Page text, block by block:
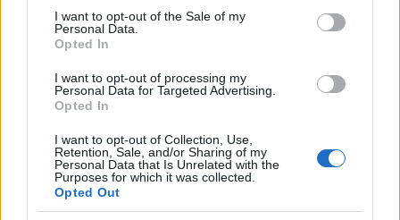
consent section.
I want to opt-out of the Sale of my
Personal Data.
Opted In
I want to opt-out of processing my
Personal Data for Targeted Advertising.
Opted In
I want to opt-out of Collection, Use,
Retention, Sale, and/or Sharing of my
Personal Data that Is Unrelated with the
Purposes for which it was collected.
Opted Out